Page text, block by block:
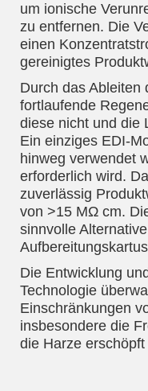
um ionische
zu entfernen. Die
einen
gereinigtes
Durch das Ableiten
fortlaufende
diese nicht und die
Ein einziges EDI-
hinweg verwendet
erforderlich wird.
zuverlässig
von >15 MΩ cm.
sinnvolle
Die Entwicklung
Technologie
Einschränkungen
insbesondere die
die Harze erschöpft